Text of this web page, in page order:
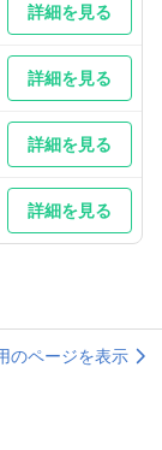
詳細を見る
詳細を見る
詳細を見る
詳細を見る
のページを表示